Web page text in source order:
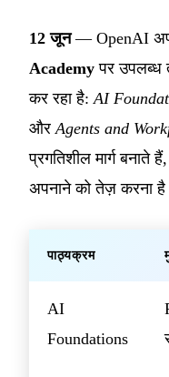
12 जून— OpenAI
Academy पर उपलब्ध
कर रहा है:AI
औरAgents and
प्रगतिशील मार्ग बनाते
अपनाने को तेज़ करना
पाठ्यक्रम
AI
Foundations